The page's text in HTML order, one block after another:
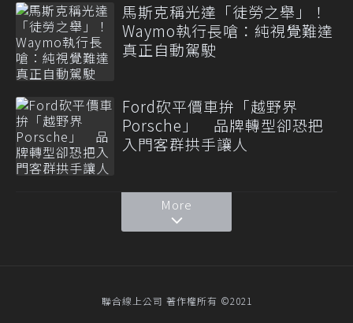
馬斯克稱光達「徒勞之舉」！
Waymo執行長嗆：純視覺難達
真正自動駕駛
Ford砍平價車拚「越野界
Porsche」 品牌轉型卻恐把
入門客群拱手讓人
More
聯合線上公司 著作權所有 ©2021